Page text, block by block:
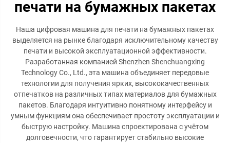
печати на бумажных пакетах
Наша цифровая машина для печати на бумажных пакетах
выделяется на рынке благодаря исключительному качеству
печати и высокой эксплуатационной эффективности.
Разработанная компанией Shenzhen Shenchuangxing
Technology Co., Ltd., эта машина объединяет передовые
технологии для получения ярких, высококачественных
отпечатков на различных типах материалов для бумажных
пакетов. Благодаря интуитивно понятному интерфейсу и
умным функциям она обеспечивает простоту эксплуатации и
быструю настройку. Машина спроектирована с учётом
долговечности, что гарантирует стабильно высокие